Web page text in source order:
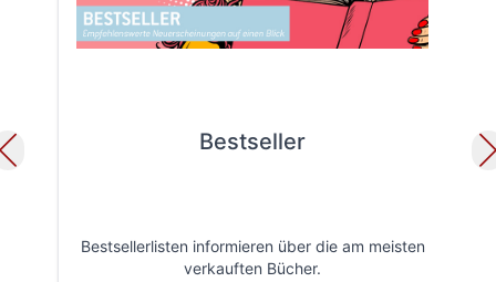
Bestseller
Bestsellerlisten informieren über die am meisten
verkauften Bücher.